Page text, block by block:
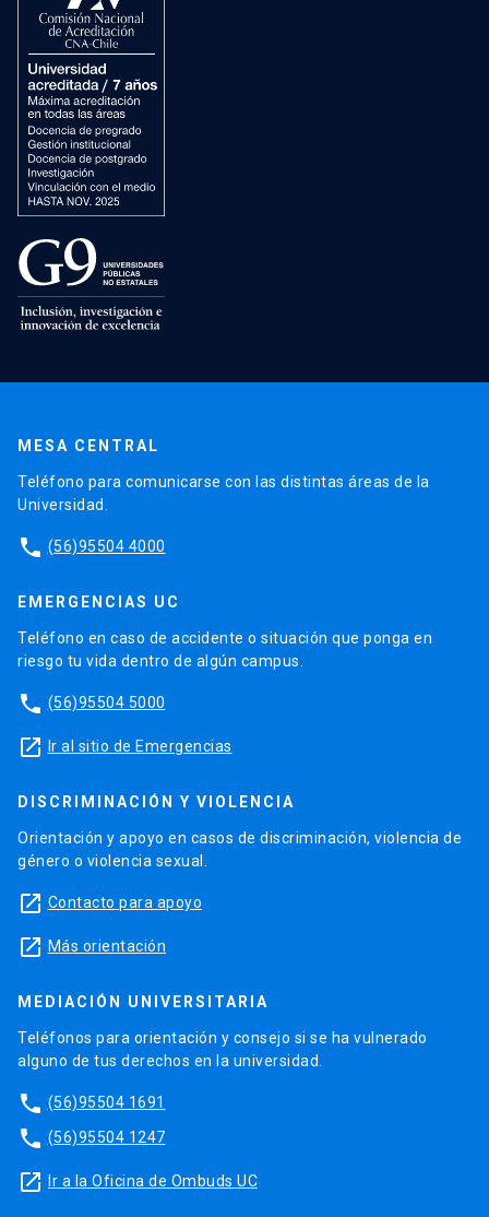
MESA CENTRAL
Teléfono para comunicarse con las distintas áreas de la
Universidad.
phone (56)95504 4000
EMERGENCIAS UC
Teléfono en caso de accidente o situación que ponga en
riesgo tu vida dentro de algún campus.
phone (56)95504 5000
launch Ir al sitio de Emergencias
DISCRIMINACIÓN Y VIOLENCIA
Orientación y apoyo en casos de discriminación, violencia de
género o violencia sexual.
launch Contacto para apoyo
launch Más orientación
MEDIACIÓN UNIVERSITARIA
Teléfonos para orientación y consejo si se ha vulnerado
alguno de tus derechos en la universidad.
phone (56)95504 1691
phone (56)95504 1247
launch Ir a la Oficina de Ombuds UC